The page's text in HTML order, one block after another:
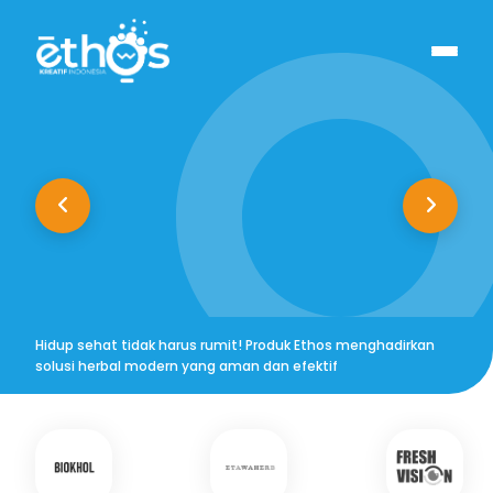
Hidup sehat tidak harus rumit! Produk Ethos menghadirkan
solusi herbal modern yang aman dan efektif